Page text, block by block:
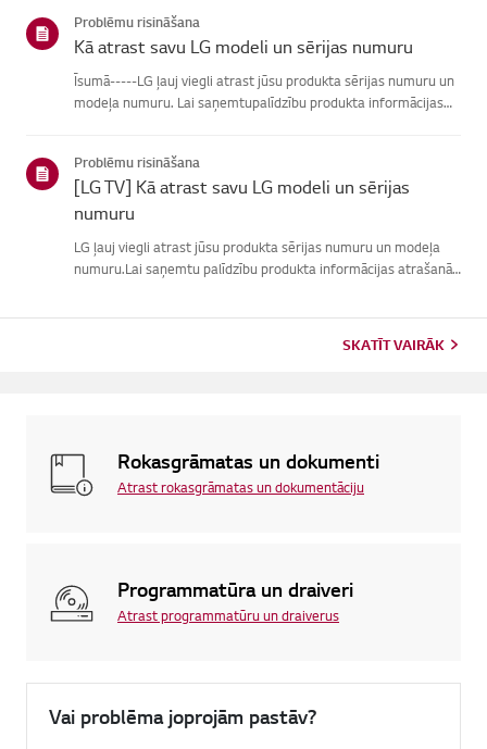
Problēmu risināšana
Kā atrast savu LG modeli un sērijas numuru
Īsumā-----LG ļauj viegli atrast jūsu produkta sērijas numuru un
modeļa numuru. Lai saņemtupalīdzību produkta informācijas
Problēmu risināšana
[LG TV] Kā atrast savu LG modeli un sērijas
numuru
LG ļauj viegli atrast jūsu produkta sērijas numuru un modeļa
numuru.Lai saņemtu palīdzību produkta informācijas atrašanā,
SKATĪT VAIRĀK
Rokasgrāmatas un dokumenti
Atrast rokasgrāmatas un dokumentāciju
Programmatūra un draiveri
Atrast programmatūru un draiverus
Vai problēma joprojām pastāv?